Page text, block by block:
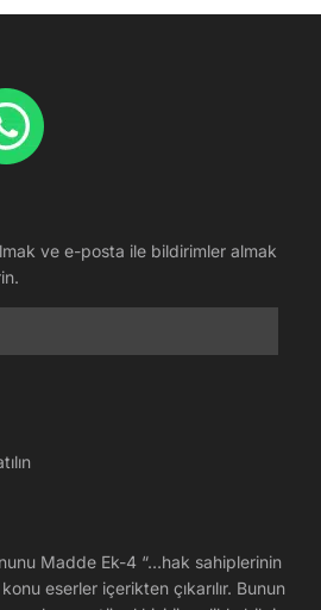
ve e-posta ile bildirimler almak
Madde Ek-4 “…hak sahiplerinin
eserler içerikten çıkarılır. Bunun